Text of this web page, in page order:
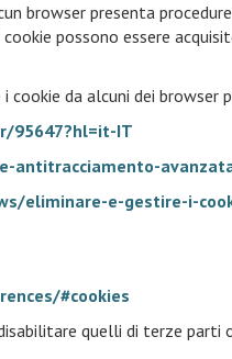
browser presenta
possono essere
cookie da alcuni dei browser
95647?hl=it-IT
e-gestire-i-
#cookies
quelli di terze